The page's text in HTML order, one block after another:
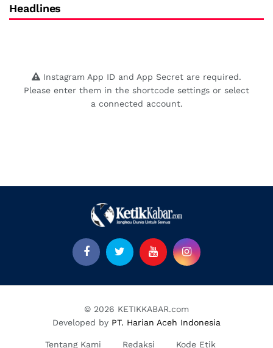
Headlines
Instagram App ID and App Secret are required.
Please enter them in the shortcode settings or select
a connected account.
© 2026 KETIKKABAR.com
Developed by PT. Harian Aceh Indonesia
Tentang Kami Redaksi Kode Etik